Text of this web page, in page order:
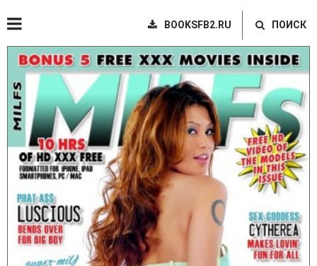
BOOKSFB2.RU ПОИСК